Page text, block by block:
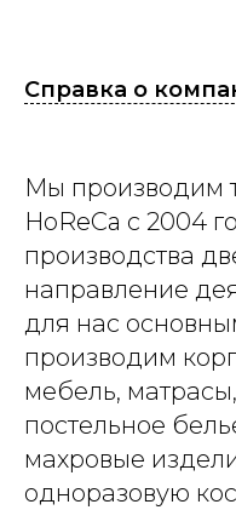
Справка о
Мы производим
HoReCa с 2004
производства
направление
для нас
производим
мебель,
постельное
махровые
одноразовую